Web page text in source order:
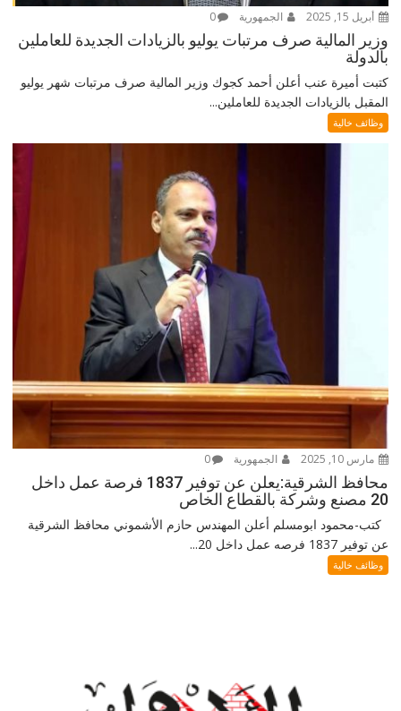
أبريل 15, 2025 الجمهورية 0
وزير المالية صرف مرتبات يوليو بالزيادات الجديدة للعاملين
بالدولة
كتبت أميرة عنب أعلن أحمد كجوك وزير المالية صرف مرتبات شهر يوليو
المقبل بالزيادات الجديدة للعاملين...
وظائف خالية
مارس 10, 2025 الجمهورية 0
محافظ الشرقية:يعلن عن توفير 1837 فرصة عمل داخل
20 مصنع وشركة بالقطاع الخاص
كتب-محمود ابومسلم أعلن المهندس حازم الأشموني محافظ الشرقية
عن توفير 1837 فرصه عمل داخل 20...
وظائف خالية